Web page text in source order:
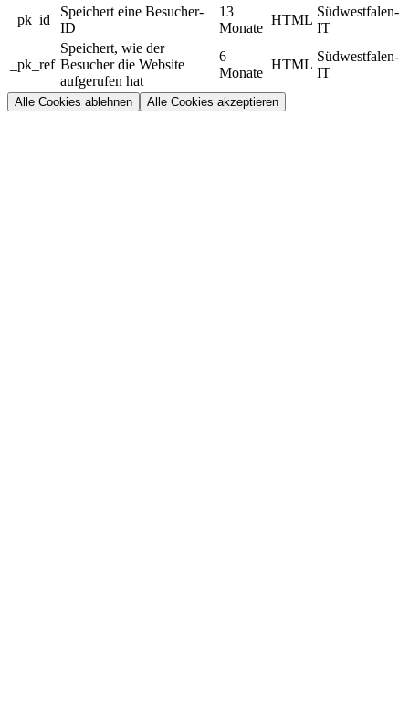
_pk_id
Speichert eine Besucher-
ID
13
Monate
HTML
Südwestfalen-
IT
_pk_ref
Speichert, wie der
Besucher die Website
aufgerufen hat
6
Monate
HTML
Südwestfalen-
IT
Alle Cookies ablehnen Alle Cookies akzeptieren